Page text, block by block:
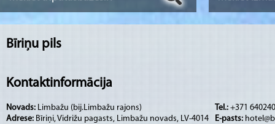
Bīriņu pils
Kontaktinformācija
Novads: Limbažu (bij.Limbažu rajons)
Adrese: Bīriņi, Vidrižu pagasts, Limbažu novads, LV-4014
Tel.: +371
E-pasts: